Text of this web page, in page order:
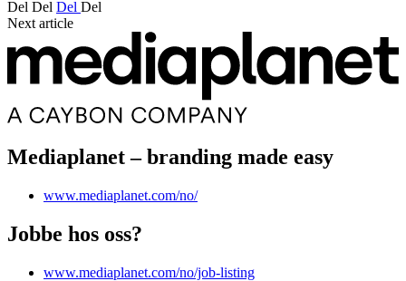
Del Del Del Del
Next article
Mediaplanet – branding made easy
www.mediaplanet.com/no/
Jobbe hos oss?
www.mediaplanet.com/no/job-listing